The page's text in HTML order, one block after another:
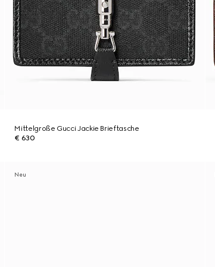
Mittelgroße Gucci Jackie Brieftasche
€ 630
Neu